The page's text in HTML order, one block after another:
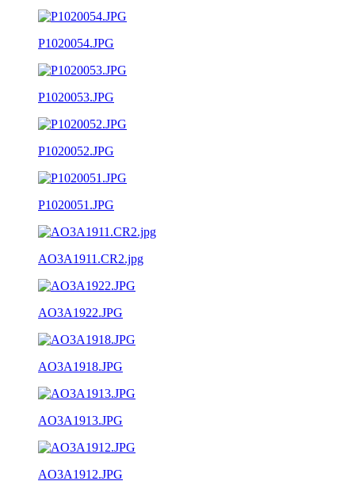
P1020054.JPG
P1020053.JPG
P1020052.JPG
P1020051.JPG
AO3A1911.CR2.jpg
AO3A1922.JPG
AO3A1918.JPG
AO3A1913.JPG
AO3A1912.JPG